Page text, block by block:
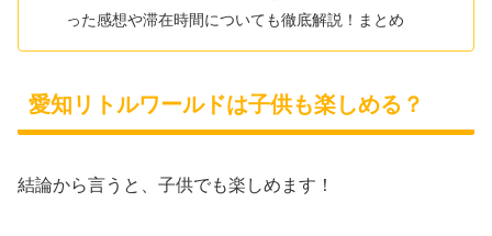
った感想や滞在時間についても徹底解説！まとめ
愛知リトルワールドは子供も楽しめる？
結論から言うと、子供でも楽しめます！